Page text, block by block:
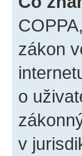
zákon
o
v